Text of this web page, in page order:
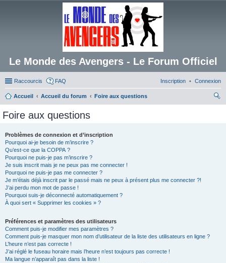
Le Monde des Avengers - Le Forum Officiel
Raccourcis FAQ Connexion
Inscription
Accueil Accueil du forum
Foire aux questions
Foire aux questions
Problèmes de connexion et d’inscription
Pourquoi ai-je besoin de m’inscrire ?
Qu’est-ce que la COPPA ?
Pourquoi ne puis-je pas m’inscrire ?
Je suis inscrit mais je ne peux pas me connecter !
Pourquoi ne puis-je pas me connecter ?
Je m’étais déjà inscrit par le passé mais ne peux à présent plus me connecter ?!
J’ai perdu mon mot de passe !
Pourquoi suis-je déconnecté automatiquement ?
À quoi sert « Supprimer les cookies » ?
Préférences et paramètres des utilisateurs
Comment puis-je modifier mes paramètres ?
Comment puis-je masquer mon nom d’utilisateur de la liste des utilisateurs en ligne ?
L’heure n’est pas correcte !
J’ai réglé le fuseau horaire mais l’heure n’est toujours pas correcte !
Ma langue n’apparaît pas dans la liste !